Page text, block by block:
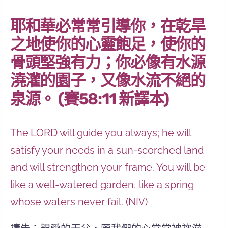
耶和華必常常引導你，在乾旱
之地使你的心靈飽足，使你的
骨頭堅強有力；你必像有水源
澆灌的園子，又像水流不絕的
泉源。 (賽58:11 新譯本)
The LORD will guide you always; he will
satisfy your needs in a sun-scorched land
and will strengthen your frame. You will be
like a well-watered garden, like a spring
whose waters never fail. (NIV)